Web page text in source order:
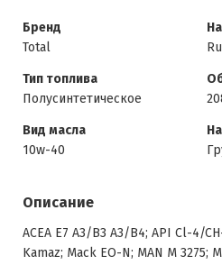
Бренд
Total
Тип топлива
Полусинтетическое
Вид масла
10w-40
Описание
ACEA E7 А3/В3 А3/В4; API Cl-4/
Kamaz; Mack EO-N; MAN M 3275;